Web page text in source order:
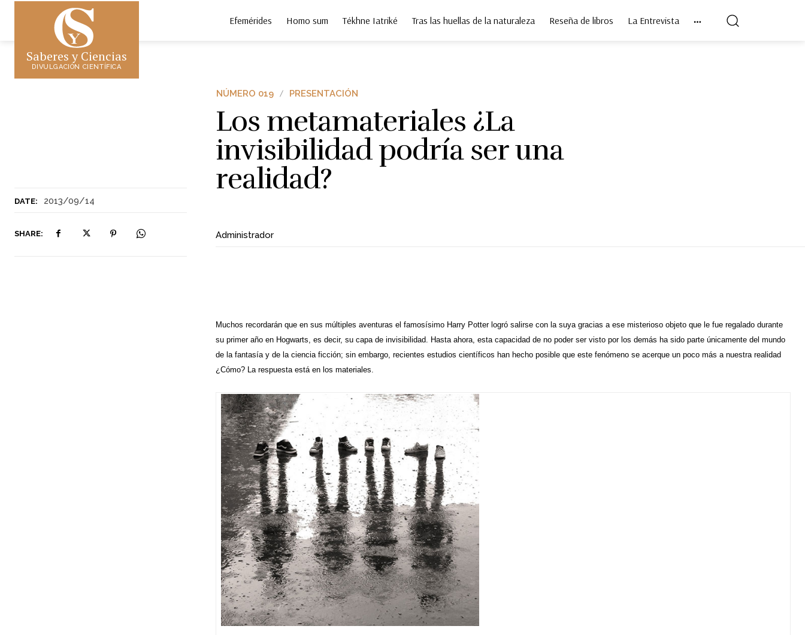
Saberes y Ciencias
DIVULGACIÓN CIENTÍFICA
Efemérides Homo sum Tékhne Iatriké Tras las huellas de la naturaleza Reseña de libros La Entrevista
DATE: 2013/09/14
SHARE:
NÚMERO 019 PRESENTACIÓN
Los metamateriales ¿La
invisibilidad podría ser una
realidad?
Administrador
Muchos recordarán que en sus múltiples aventuras el famosísimo Harry Potter logró salirse con la suya gracias a ese misterioso objeto que le fue regalado durante
su primer año en Hogwarts, es decir, su capa de invisibilidad. Hasta ahora, esta capacidad de no poder ser visto por los demás ha sido parte únicamente del mundo
de la fantasía y de la ciencia ficción; sin embargo, recientes estudios científicos han hecho posible que este fenómeno se acerque un poco más a nuestra realidad
¿Cómo? La respuesta está en los materiales.